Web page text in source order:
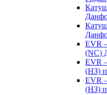
EVR
(NC)
EVR
(НЗ)
EVR
(НЗ)